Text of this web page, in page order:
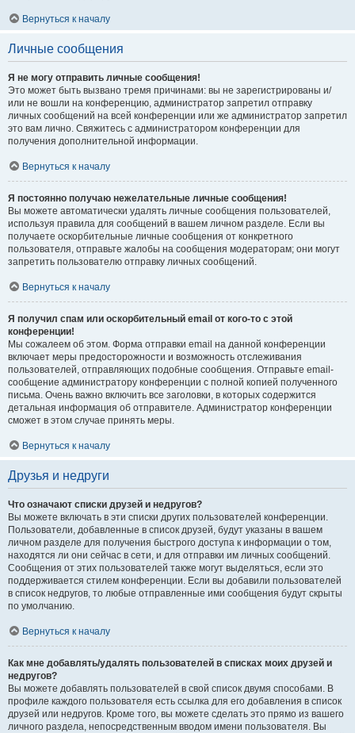
Вернуться к началу
Личные сообщения
Я не могу отправить личные сообщения!
Это может быть вызвано тремя причинами: вы не зарегистрированы и/
или не вошли на конференцию, администратор запретил отправку
личных сообщений на всей конференции или же администратор запретил
это вам лично. Свяжитесь с администратором конференции для
получения дополнительной информации.
Вернуться к началу
Я постоянно получаю нежелательные личные сообщения!
Вы можете автоматически удалять личные сообщения пользователей,
используя правила для сообщений в вашем личном разделе. Если вы
получаете оскорбительные личные сообщения от конкретного
пользователя, отправьте жалобы на сообщения модераторам; они могут
запретить пользователю отправку личных сообщений.
Вернуться к началу
Я получил спам или оскорбительный email от кого-то с этой
конференции!
Мы сожалеем об этом. Форма отправки email на данной конференции
включает меры предосторожности и возможность отслеживания
пользователей, отправляющих подобные сообщения. Отправьте email-
сообщение администратору конференции с полной копией полученного
письма. Очень важно включить все заголовки, в которых содержится
детальная информация об отправителе. Администратор конференции
сможет в этом случае принять меры.
Вернуться к началу
Друзья и недруги
Что означают списки друзей и недругов?
Вы можете включать в эти списки других пользователей конференции.
Пользователи, добавленные в список друзей, будут указаны в вашем
личном разделе для получения быстрого доступа к информации о том,
находятся ли они сейчас в сети, и для отправки им личных сообщений.
Сообщения от этих пользователей также могут выделяться, если это
поддерживается стилем конференции. Если вы добавили пользователей
в список недругов, то любые отправленные ими сообщения будут скрыты
по умолчанию.
Вернуться к началу
Как мне добавлять/удалять пользователей в списках моих друзей и
недругов?
Вы можете добавлять пользователей в свой список двумя способами. В
профиле каждого пользователя есть ссылка для его добавления в список
друзей или недругов. Кроме того, вы можете сделать это прямо из вашего
личного раздела, непосредственным вводом имени пользователя. Вы